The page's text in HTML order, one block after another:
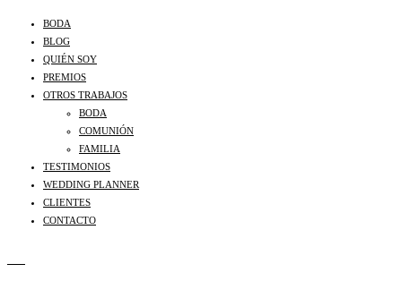
BODA
BLOG
QUIÉN SOY
PREMIOS
OTROS TRABAJOS
BODA
COMUNIÓN
FAMILIA
TESTIMONIOS
WEDDING PLANNER
CLIENTES
CONTACTO